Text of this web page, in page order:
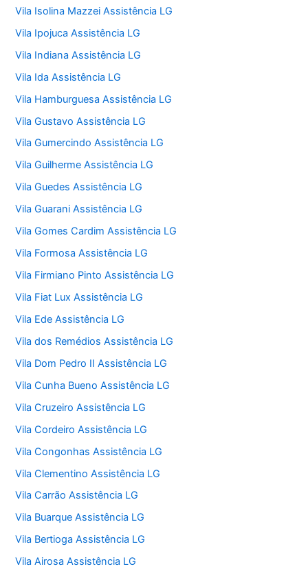
Vila Isolina Mazzei Assistência LG
Vila Ipojuca Assistência LG
Vila Indiana Assistência LG
Vila Ida Assistência LG
Vila Hamburguesa Assistência LG
Vila Gustavo Assistência LG
Vila Gumercindo Assistência LG
Vila Guilherme Assistência LG
Vila Guedes Assistência LG
Vila Guarani Assistência LG
Vila Gomes Cardim Assistência LG
Vila Formosa Assistência LG
Vila Firmiano Pinto Assistência LG
Vila Fiat Lux Assistência LG
Vila Ede Assistência LG
Vila dos Remédios Assistência LG
Vila Dom Pedro II Assistência LG
Vila Cunha Bueno Assistência LG
Vila Cruzeiro Assistência LG
Vila Cordeiro Assistência LG
Vila Congonhas Assistência LG
Vila Clementino Assistência LG
Vila Carrão Assistência LG
Vila Buarque Assistência LG
Vila Bertioga Assistência LG
Vila Airosa Assistência LG